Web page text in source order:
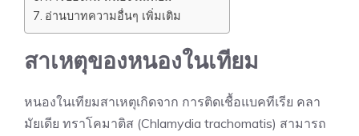
อ่านบาทความอื่นๆ เพิ่มเติม
สาเหตุของหนองในเทียม
หนองในเทียมสาเหตุเกิดจาก การติดเชื้อแบคทีเรีย คลา
มัยเดีย ทราโคมาติส (Chlamydia trachomatis) สามารถ